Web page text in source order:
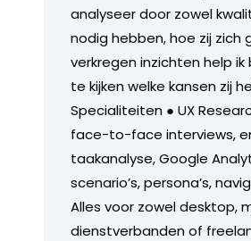
analyseer door zowel
nodig hebben, hoe zij zich
verkregen inzichten help
te kijken welke kansen zij
Specialiteiten ● UX
face-to-face interviews,
taakanalyse, Google
scenario’s, persona’s,
Alles voor zowel desktop,
dienstverbanden of